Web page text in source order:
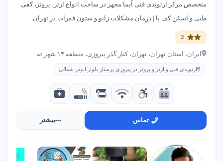
متخصص مرکز ارتوپدی فنی آیما مجهز در ساخت انواع ارتز، پروتز، کفی
طبی و اسکن کف پا | درمان مشکلات زانو و ستون فقرات در تهران.
ایران، استان تهران، تهران، کنار گذر پیروزی، منطقه ۱۴ شهر ته
ارتوپدی فنی و ارتز و پروتز در پیروزی پرستار بلوار ابوذر شمالی
تماس بیشتر